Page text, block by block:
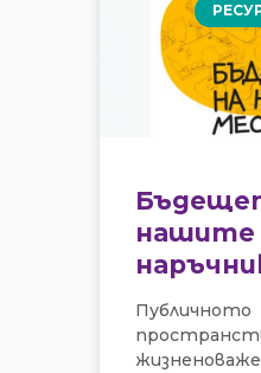
нашите
Публичното